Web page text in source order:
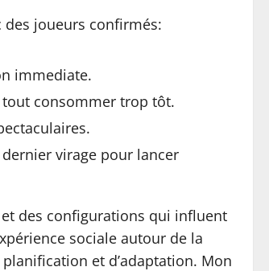
des joueurs confirmés:
immediate.
tout consommer trop tôt.
virage pour lancer
des configurations qui influent
sociale autour de la
et d’adaptation. Mon